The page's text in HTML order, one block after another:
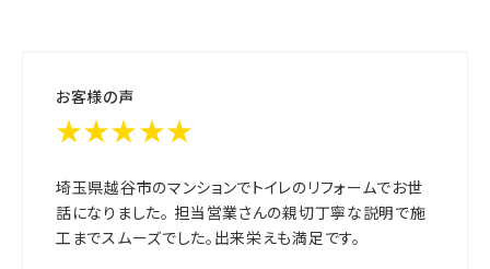
お客様の声
★★★★★
埼玉県越谷市のマンションでトイレのリフォームでお世
話になりました。 担当営業さんの親切丁寧な説明で施
工までスムーズでした。出来栄えも満足です。